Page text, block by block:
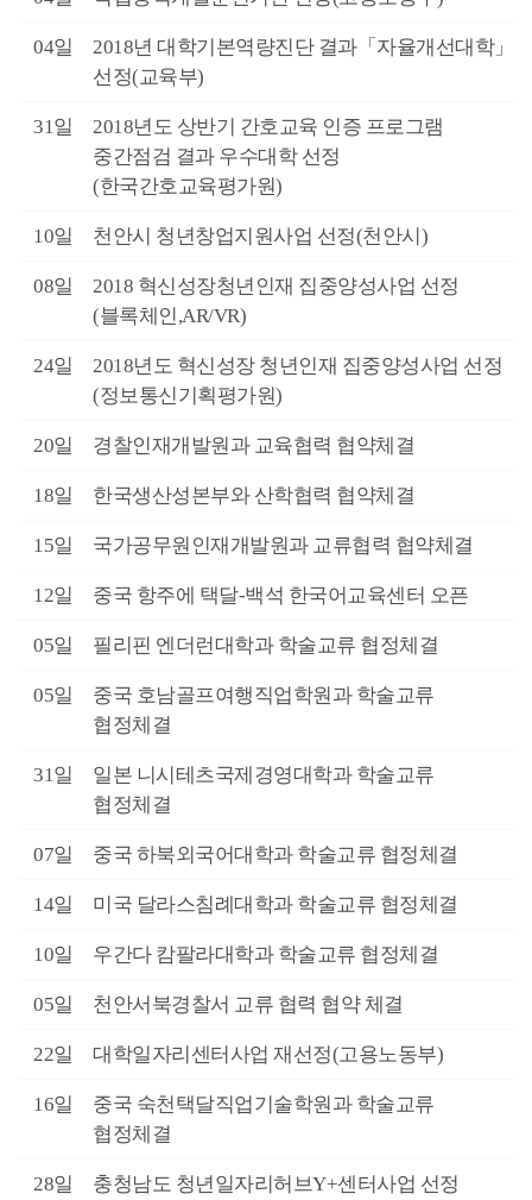
04일
2018년 대학기본역량진단 결과「자율개선대학」
선정(교육부)
31일
2018년도 상반기 간호교육 인증 프로그램
중간점검 결과 우수대학 선정
(한국간호교육평가원)
10일 천안시 청년창업지원사업 선정(천안시)
08일
2018 혁신성장청년인재 집중양성사업 선정
(블록체인,AR/VR)
24일
2018년도 혁신성장 청년인재 집중양성사업 선정
(정보통신기획평가원)
20일 경찰인재개발원과 교육협력 협약체결
18일 한국생산성본부와 산학협력 협약체결
15일 국가공무원인재개발원과 교류협력 협약체결
12일 중국 항주에 택달-백석 한국어교육센터 오픈
05일 필리핀 엔더런대학과 학술교류 협정체결
05일
중국 호남골프여행직업학원과 학술교류
협정체결
31일
일본 니시테츠국제경영대학과 학술교류
협정체결
07일 중국 하북외국어대학과 학술교류 협정체결
14일 미국 달라스침례대학과 학술교류 협정체결
10일 우간다 캄팔라대학과 학술교류 협정체결
05일 천안서북경찰서 교류 협력 협약 체결
22일 대학일자리센터사업 재선정(고용노동부)
16일
중국 숙천택달직업기술학원과 학술교류
협정체결
28일
충청남도 청년일자리허브Y+센터사업 선정